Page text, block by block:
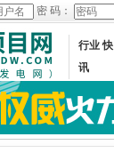
密 码：
行业 快
讯